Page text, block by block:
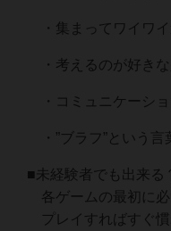
・集まってワイワイ
・考えるのが好きな
・コミュニケーショ
・”ブラフ”という言
■未経験者でも出来る
各ゲームの最初に必
プレイすればすぐ慣